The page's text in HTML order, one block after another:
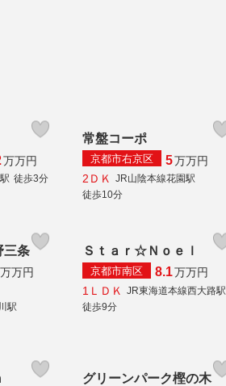
万万円
徒歩3分
常盤コーポ
京都市右京区 5万万円
2ＤＫ
JR山陰本線花園駅
徒歩10分
三条
万万円
駅
Ｓｔａｒ☆Ｎｏｅｌ
京都市南区 8.1万万円
1ＬＤＫ
JR東海道本線西大路駅
徒歩9分
グリーンパーク樫の木